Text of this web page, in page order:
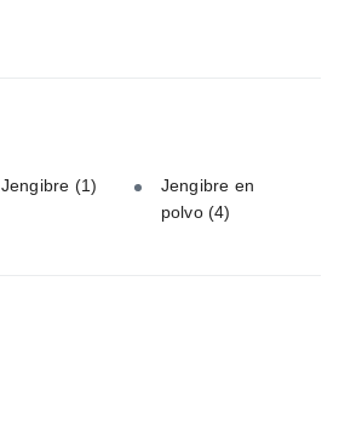
Jengibre (1)
Jengibre en
polvo(4)